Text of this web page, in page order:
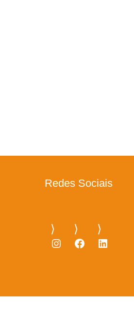
Redes Sociais
Instagram
Facebook
LinkedIn